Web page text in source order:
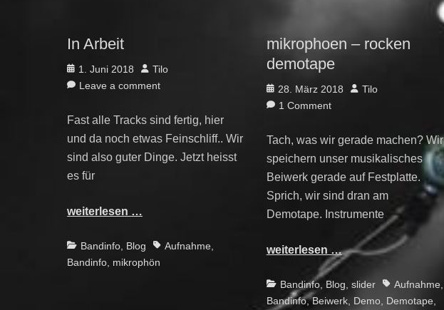
In Arbeit
Posted
on
1. Juni 2018 Author
Tilo
Leave a comment
Fast alle Tracks sind fertig, hier
und da noch etwas Feinschliff.. Wir
sind also guter Dinge. Jetzt heisst
es für
weiterlesen …
Categories
Bandinfo, Blog TagsAufnahme,
Bandinfo, mikrophön
mikrophoen – rocken
demotape
Posted
on
28. März 2018 Author
Tilo
1 Comment
Tach, was wir gerade machen? Wir
speichern unser musikalisches
Beiwerk gerade auf Festplatte.
Sprich, wir sind dran am
Demotape. Instrumente
weiterlesen …
Categories
Bandinfo, Blog, slider TagsAufnahme,
Bandinfo,Beiwerk, Demo, Demotape,